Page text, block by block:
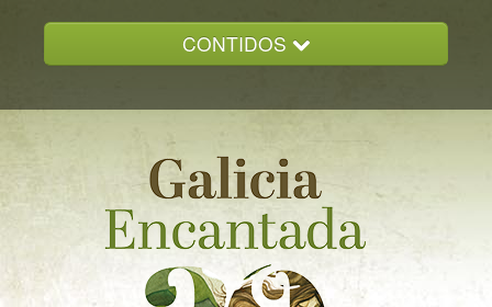
CONTIDOS
GALICIA ENCANTADA
DOCUMENTACION
NOVAS
CONTACTO